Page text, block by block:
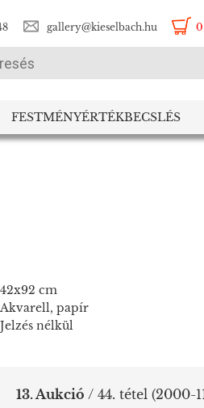
gallery@kieselbach.hu 0
FESTMÉNYÉRTÉKBECSLÉS
42x92 cm
Akvarell, papír
Jelzés nélkül
13. Aukció / 44. tétel (2000-